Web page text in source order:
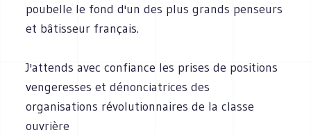
poubelle le fond d'un des plus grands penseurs
et bâtisseur français.
J'attends avec confiance les prises de positions
vengeresses et dénonciatrices des
organisations révolutionnaires de la classe
ouvrière